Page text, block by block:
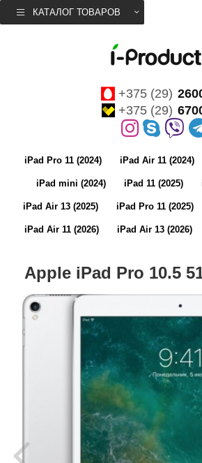
КАТАЛОГ ТОВАРОВ
+375 (29)
+375 (29)
iPad Pro 11 (2024) iPad Air 11 (2024)
iPad mini (2024) iPad 11 (2025)
iPad Air 13 (2025) iPad Pro 11 (2025)
iPad Air 11 (2026) iPad Air 13 (2026)
Apple iPad Pro 10.5